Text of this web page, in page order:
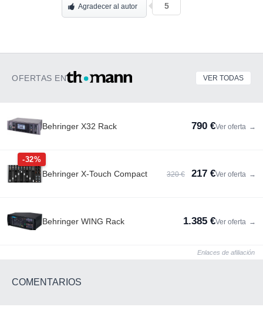
Agradecer al autor 5
OFERTAS EN VER TODAS
Behringer X32 Rack 790 €Ver oferta →
-32%
Behringer X-Touch Compact 320 € 217 €Ver oferta →
Behringer WING Rack 1.385 €Ver oferta →
Enlaces de afiliación
COMENTARIOS